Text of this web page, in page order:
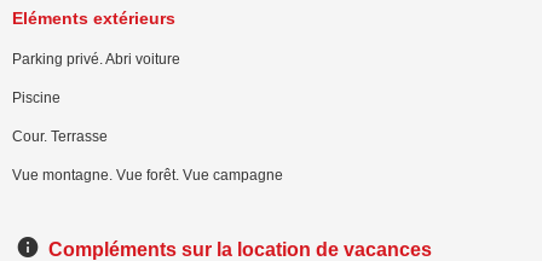
Eléments extérieurs
Parking privé. Abri voiture
Piscine
Cour. Terrasse
Vue montagne. Vue forêt. Vue campagne
Compléments sur la location de vacances